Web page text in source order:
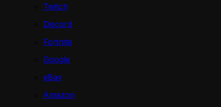
Twitch
Discord
Fortnite
Google
eBay
Amazon